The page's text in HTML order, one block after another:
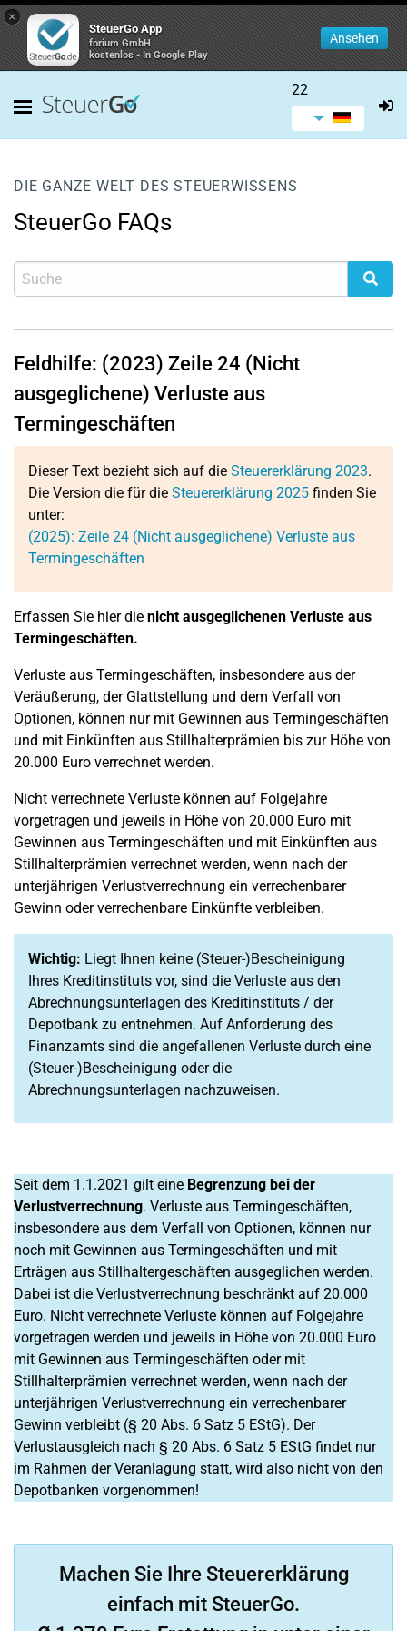
×
SteuerGo App
forium GmbH
kostenlos - In Google Play
Ansehen
22
DIE GANZE WELT DES STEUERWISSENS
SteuerGo FAQs
Feldhilfe: (2023) Zeile 24 (Nicht
ausgeglichene) Verluste aus
Termingeschäften
Dieser Text bezieht sich auf die Steuererklärung 2023.
Die Version die für die Steuererklärung 2025 finden Sie
unter:
(2025): Zeile 24 (Nicht ausgeglichene) Verluste aus
Termingeschäften
Erfassen Sie hier die nicht ausgeglichenen Verluste aus
Termingeschäften.
Verluste aus Termingeschäften, insbesondere aus der
Veräußerung, der Glattstellung und dem Verfall von
Optionen, können nur mit Gewinnen aus Termingeschäften
und mit Einkünften aus Stillhalterprämien bis zur Höhe von
20.000 Euro verrechnet werden.
Nicht verrechnete Verluste können auf Folgejahre
vorgetragen und jeweils in Höhe von 20.000 Euro mit
Gewinnen aus Termingeschäften und mit Einkünften aus
Stillhalterprämien verrechnet werden, wenn nach der
unterjährigen Verlustverrechnung ein verrechenbarer
Gewinn oder verrechenbare Einkünfte verbleiben.
Wichtig: Liegt Ihnen keine (Steuer-)Bescheinigung
Ihres Kreditinstituts vor, sind die Verluste aus den
Abrechnungsunterlagen des Kreditinstituts / der
Depotbank zu entnehmen. Auf Anforderung des
Finanzamts sind die angefallenen Verluste durch eine
(Steuer-)Bescheinigung oder die
Abrechnungsunterlagen nachzuweisen.
Seit dem 1.1.2021 gilt eine Begrenzung bei der
Verlustverrechnung. Verluste aus Termingeschäften,
insbesondere aus dem Verfall von Optionen, können nur
noch mit Gewinnen aus Termingeschäften und mit
Erträgen aus Stillhaltergeschäften ausgeglichen werden.
Dabei ist die Verlustverrechnung beschränkt auf 20.000
Euro. Nicht verrechnete Verluste können auf Folgejahre
vorgetragen werden und jeweils in Höhe von 20.000 Euro
mit Gewinnen aus Termingeschäften oder mit
Stillhalterprämien verrechnet werden, wenn nach der
unterjährigen Verlustverrechnung ein verrechenbarer
Gewinn verbleibt (§ 20 Abs. 6 Satz 5 EStG). Der
Verlustausgleich nach § 20 Abs. 6 Satz 5 EStG findet nur
im Rahmen der Veranlagung statt, wird also nicht von den
Depotbanken vorgenommen!
Machen Sie Ihre Steuererklärung
einfach mit SteuerGo.